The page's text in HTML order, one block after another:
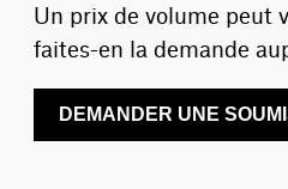
Un prix de volume peut
faites-en la demande
DEMANDER UNE